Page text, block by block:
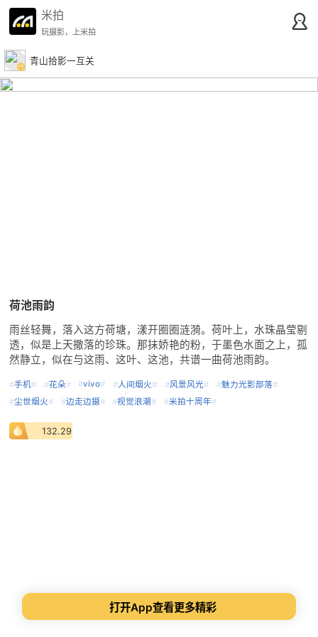
米拍
玩摄影，上米拍
青山拾影一互关
荷池雨韵
雨丝轻舞，落入这方荷塘，漾开圈圈涟漪。荷叶上，水珠晶莹剔
透，似是上天撒落的珍珠。那抹娇艳的粉，于墨色水面之上，孤
然静立，似在与这雨、这叶、这池，共谱一曲荷池雨韵。
#手机# #花朵# #vivo# #人间烟火# #风景风光# #魅力光影部落#
#尘世烟火# #边走边摄# #视觉浪潮# #米拍十周年#
132.29
打开App查看更多精彩